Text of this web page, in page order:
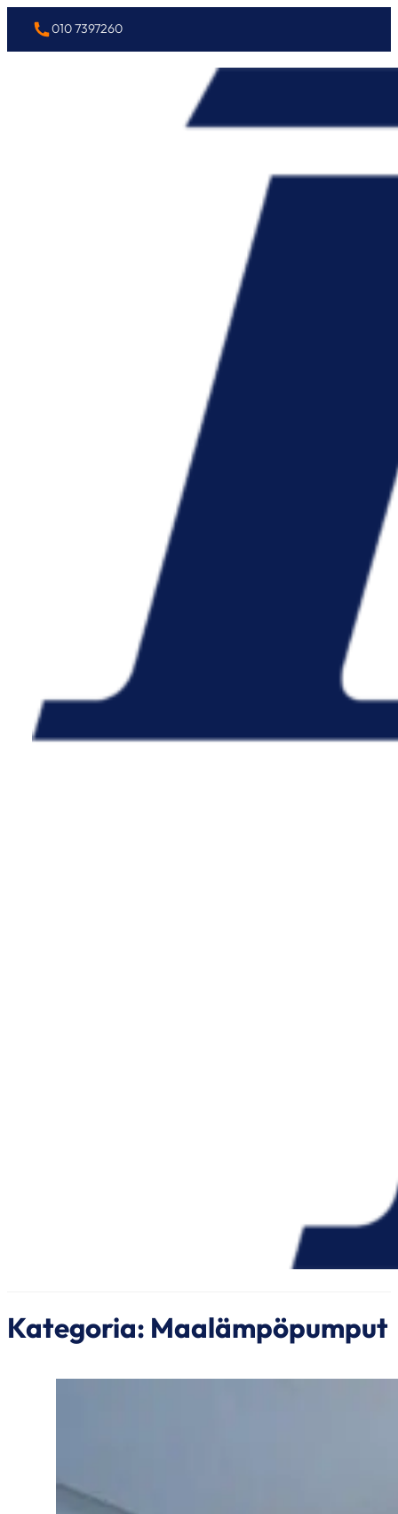
010 7397260
Kategoria: Maalämpöpumput